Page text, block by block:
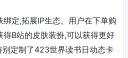
定,拓展IP生态。用户在下单购
B站的皮肤装扮,可以获得更好
别定制了423世界读书日动态卡